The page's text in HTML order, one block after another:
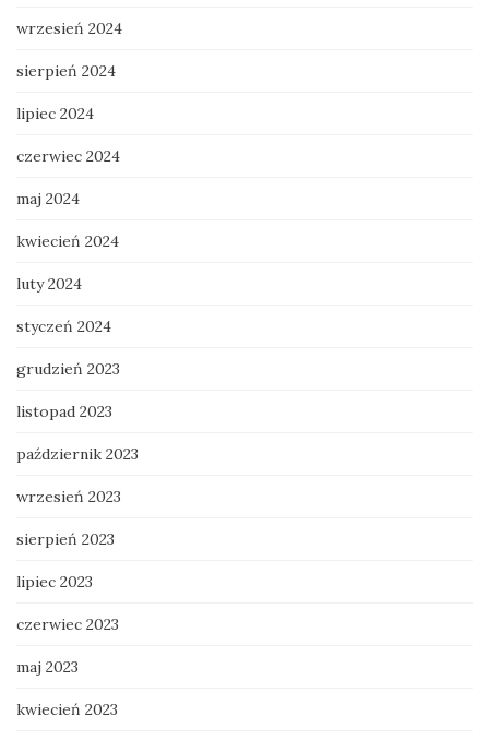
wrzesień 2024
sierpień 2024
lipiec 2024
czerwiec 2024
maj 2024
kwiecień 2024
luty 2024
styczeń 2024
grudzień 2023
listopad 2023
październik 2023
wrzesień 2023
sierpień 2023
lipiec 2023
czerwiec 2023
maj 2023
kwiecień 2023